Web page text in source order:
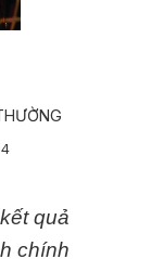
quả
chính